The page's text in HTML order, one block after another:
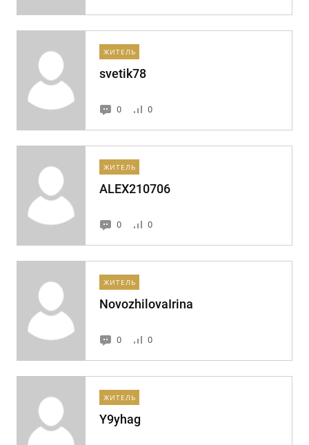
ЖИТЕЛЬ
svetik78
0 0
ЖИТЕЛЬ
ALEX210706
0 0
ЖИТЕЛЬ
NovozhilovaIrina
0 0
ЖИТЕЛЬ
Y9yhag